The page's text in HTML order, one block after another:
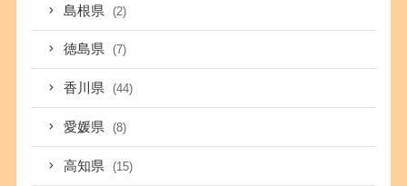
島根県 (2)
徳島県 (7)
香川県 (44)
愛媛県 (8)
高知県 (15)